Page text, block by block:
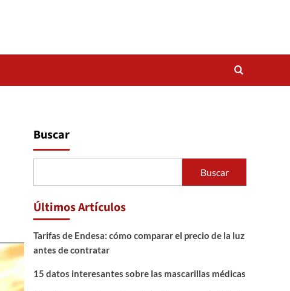
Buscar
Buscar
Últimos Artículos
Tarifas de Endesa: cómo comparar el precio de la luz
antes de contratar
15 datos interesantes sobre las mascarillas médicas